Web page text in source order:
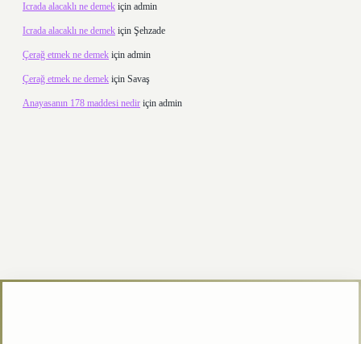
Icrada alacaklı ne demek için admin
Icrada alacaklı ne demek için Şehzade
Çerağ etmek ne demek için admin
Çerağ etmek ne demek için Savaş
Anayasanın 178 maddesi nedir için admin